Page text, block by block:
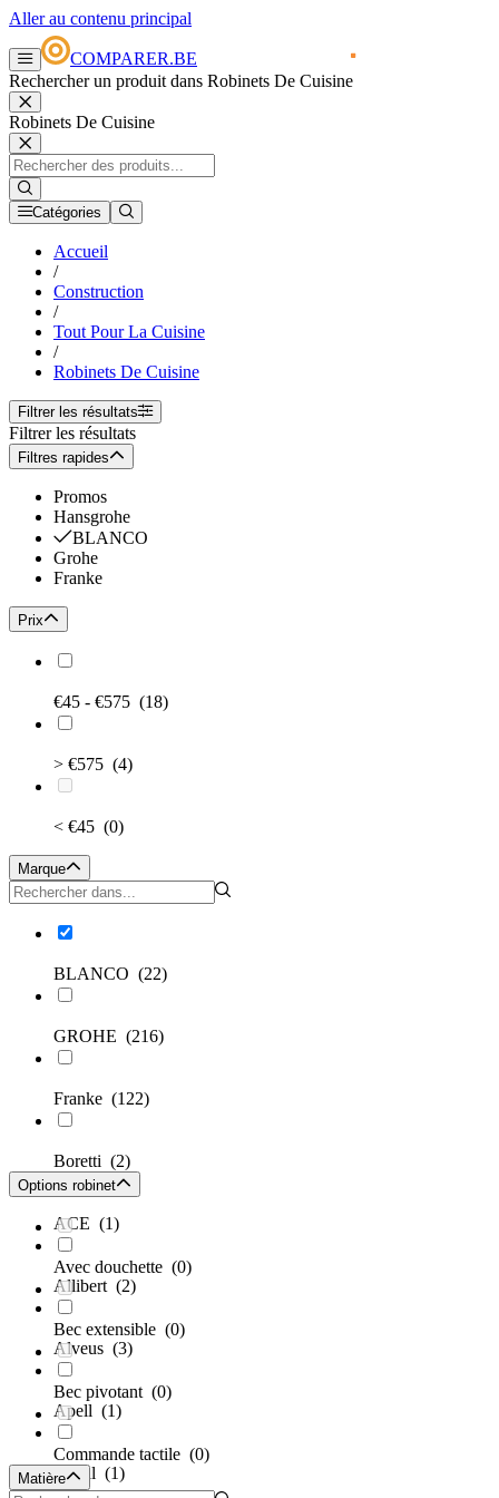
Aller au contenu principal
COMPARER.BE
Rechercher un produit dans Robinets De Cuisine
Robinets De Cuisine
Catégories
Accueil
/
Construction
/
Tout Pour La Cuisine
/
Robinets De Cuisine
Filtrer les résultats
Filtrer les résultats
Filtres rapides
Promos
Hansgrohe
BLANCO
Grohe
Franke
Prix
€45 - €575 (18)
> €575 (4)
< €45 (0)
Marque
BLANCO (22)
GROHE (216)
Franke (122)
Boretti (2)
ACE (1)
Allibert (2)
Alveus (3)
Apell (1)
Avital (1)
Options robinet
Avec douchette (0)
Bec extensible (0)
Bec pivotant (0)
Commande tactile (0)
Matière